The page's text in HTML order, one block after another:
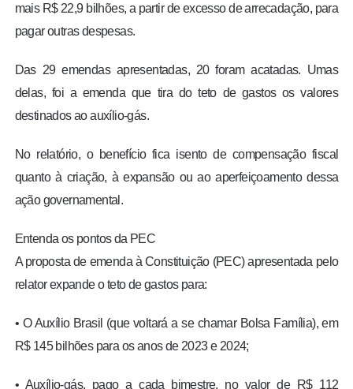
mais R$ 22,9 bilhões, a partir de excesso de arrecadação, para
pagar outras despesas.
Das 29 emendas apresentadas, 20 foram acatadas. Umas
delas, foi a emenda que tira do teto de gastos os valores
destinados ao auxílio-gás.
No relatório, o benefício fica isento de compensação fiscal
quanto à criação, à expansão ou ao aperfeiçoamento dessa
ação governamental.
Entenda os pontos da PEC
A proposta de emenda à Constituição (PEC) apresentada pelo
relator expande o teto de gastos para:
• O Auxílio Brasil (que voltará a se chamar Bolsa Família), em
R$ 145 bilhões para os anos de 2023 e 2024;
• Auxílio-gás, pago a cada bimestre, no valor de R$ 112